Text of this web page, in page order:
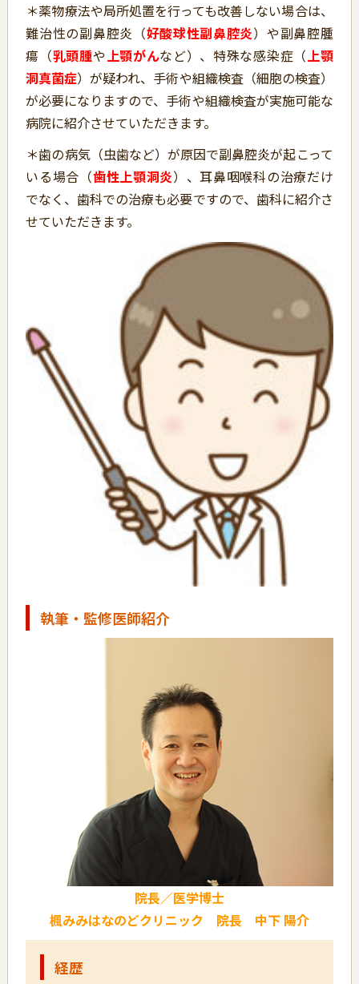
＊薬物療法や局所処置を行っても改善しない場合は、
難治性の副鼻腔炎（好酸球性副鼻腔炎）や副鼻腔腫
瘍（乳頭腫や上顎がんなど）、特殊な感染症（上顎
洞真菌症）が疑われ、手術や組織検査（細胞の検査）
が必要になりますので、手術や組織検査が実施可能な
病院に紹介させていただきます。
＊歯の病気（虫歯など）が原因で副鼻腔炎が起こって
いる場合（歯性上顎洞炎）、耳鼻咽喉科の治療だけ
でなく、歯科での治療も必要ですので、歯科に紹介さ
せていただきます。
執筆・監修医師紹介
院長／医学博士
楓みみはなのどクリニック 院長 中下 陽介
経歴